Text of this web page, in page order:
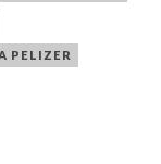
PELIZER